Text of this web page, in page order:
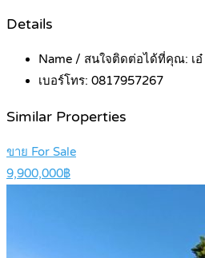
Details
Name / สนใจติดต่อได้ที่คุณ: เอ๋
เบอร์โทร: 0817957267
Similar Properties
ขาย For Sale
9,900,000฿